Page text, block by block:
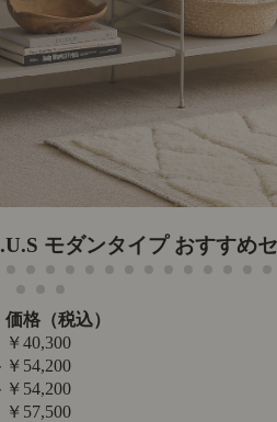
モダンタイプ おすすめセ
価格（税込）
￥40,300
￥54,200
￥54,200
￥57,500